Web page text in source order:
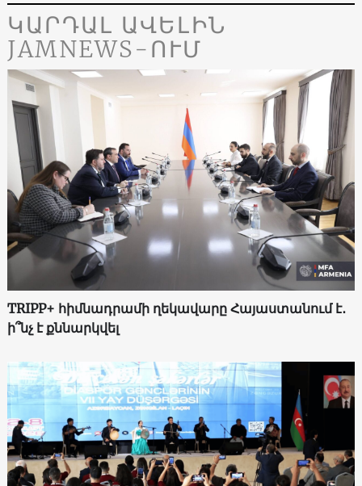
ԿԱՐԴԱԼ ԱՎԵԼԻՆ
JAMNEWS-ՈՒՄ
TRIPP+ հիմնադրամի ղեկավարը Հայաստանում է․
ի՞նչ է քննարկվել